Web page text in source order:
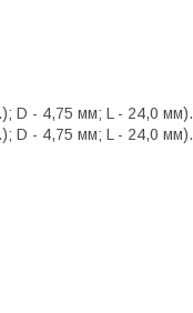
D - 4,75 мм; L - 24,0 мм).
D - 4,75 мм; L - 24,0 мм).